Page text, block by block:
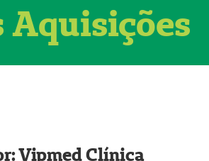
Aquisições
Vipmed Clínica